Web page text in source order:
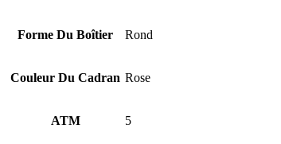
Forme Du Boîtier Rond
Couleur Du Cadran Rose
ATM 5